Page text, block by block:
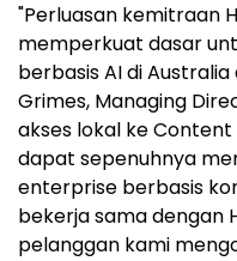
"Perluasan kemitraan
memperkuat dasar
berbasis AI di
Grimes, Managing
akses lokal ke
dapat sepenuhnya
enterprise berbasis
bekerja sama dengan
pelanggan kami